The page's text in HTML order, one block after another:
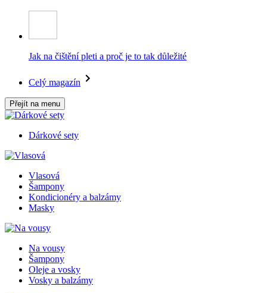
Jak na čištění pleti a proč je to tak důležité
Celý magazín
Přejít na menu
Dárkové sety
Vlasová
Šampony
Kondicionéry a balzámy
Masky
Na vousy
Šampony
Oleje a vosky
Vosky a balzámy